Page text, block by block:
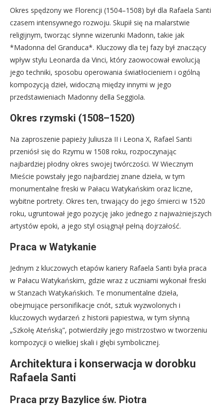
Okres spędzony we Florencji (1504–1508) był dla Rafaela Santi
czasem intensywnego rozwoju. Skupił się na malarstwie
religijnym, tworząc słynne wizerunki Madonn, takie jak
*Madonna del Granduca*. Kluczowy dla tej fazy był znaczący
wpływ stylu Leonarda da Vinci, który zaowocował ewolucją
jego techniki, sposobu operowania światłocieniem i ogólną
kompozycją dzieł, widoczną między innymi w jego
przedstawieniach Madonny della Seggiola.
Okres rzymski (1508–1520)
Na zaproszenie papieży Juliusza II i Leona X, Rafael Santi
przeniósł się do Rzymu w 1508 roku, rozpoczynając
najbardziej płodny okres swojej twórczości. W Wiecznym
Mieście powstały jego najbardziej znane dzieła, w tym
monumentalne freski w Pałacu Watykańskim oraz liczne,
wybitne portrety. Okres ten, trwający do jego śmierci w 1520
roku, ugruntował jego pozycję jako jednego z najważniejszych
artystów epoki, a jego styl osiągnął pełną dojrzałość.
Praca w Watykanie
Jednym z kluczowych etapów kariery Rafaela Santi była praca
w Pałacu Watykańskim, gdzie wraz z uczniami wykonał freski
w Stanzach Watykańskich. Te monumentalne dzieła,
obejmujące personifikacje cnót, sztuk wyzwolonych i
kluczowych wydarzeń z historii papiestwa, w tym słynną
„Szkołę Ateńską”, potwierdziły jego mistrzostwo w tworzeniu
kompozycji o wielkiej skali i głębi symbolicznej.
Architektura i konserwacja w dorobku
Rafaela Santi
Praca przy Bazylice św. Piotra